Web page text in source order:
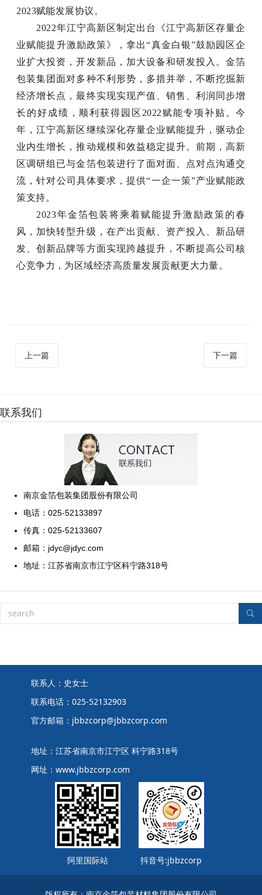
2023赋能发展协议。
2022年江宁高新区制定出台《江宁高新区存量企
业赋能提升激励政策》，拿出“真金白银”鼓励园区企
业扩大投资，开发新品，加大设备和研发投入。金箔
包装集团面对多种不利形势，多措并举，不断挖掘新
经济增长点，最终实现实现产值、销售、利润同步增
长的好成绩， 顺利获得园区 2022赋能专项补贴。今
年，江宁高新区继续深化存量企业赋能提升，驱动企
业内生增长，推动规模和效益稳定提升。前期，高新
区调研组已与金箔包装进行了面对面、点对点沟通交
流，针对公司具体要求，提供“一企一策”产业赋能政
策支持。
2023年金箔包装将乘着赋能提升激励政策的春
风，加快转型升级，在产出贡献、资产投入、新品研
发、创新品牌等方面实现跨越提升，不断提高公司核
心竞争力，为区域经济高质量发展贡献更大力量。
上一篇 下一篇
联系我们
南京金箔包装集团股份有限公司
电话：025-52133897
传真：025-52133607
邮箱：jdyc@jdyc.com
地址：江苏省南京市江宁区科宁路318号
联系人：史女士
联系电话：025-52132903
官方邮箱：jbbzcorp@jbbzcorp.com
地址：江苏省南京市江宁区 科宁路318号
网址：www.jbbzcorp.com
阿里国际站 抖音号:jbbzcorp